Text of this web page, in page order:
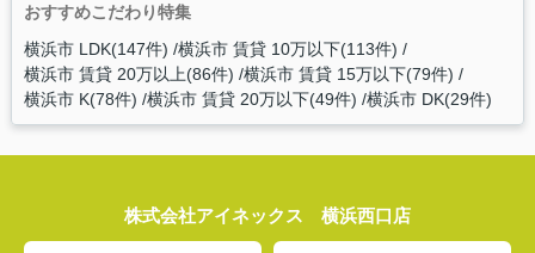
おすすめこだわり特集
横浜市 LDK(147件) 横浜市 賃貸 10万以下(113件)
横浜市 賃貸 20万以上(86件) 横浜市 賃貸 15万以下(79件)
横浜市 K(78件) 横浜市 賃貸 20万以下(49件) 横浜市 DK(29件)
株式会社アイネックス 横浜西口店